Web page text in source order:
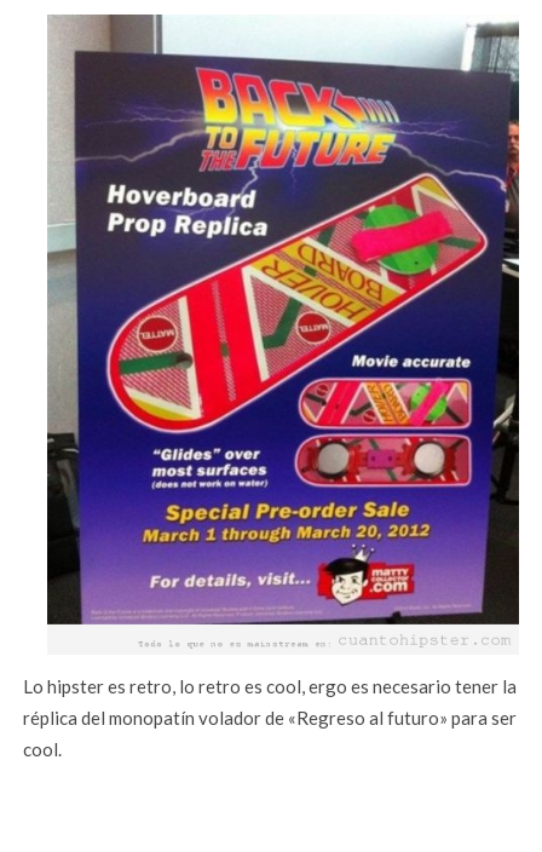
Lo hipster es retro, lo retro es cool, ergo es necesario tener la
réplica del monopatín volador de «Regreso al futuro» para ser
cool.